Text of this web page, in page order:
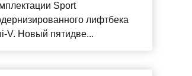
Sport
лифтбека
V. Новый пятидве...